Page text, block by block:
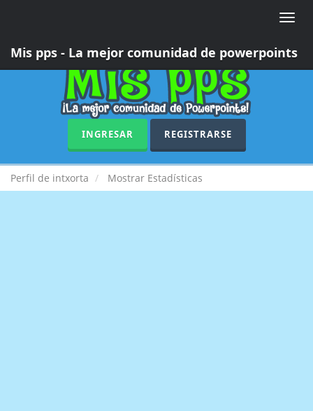
Toggle
Mis pps - La mejor comunidad de powerpoints
INGRESAR REGISTRARSE
Perfil de intxorta Mostrar Estadísticas